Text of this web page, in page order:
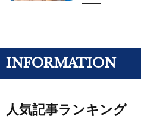
——
INFORMATION
人気記事ランキング